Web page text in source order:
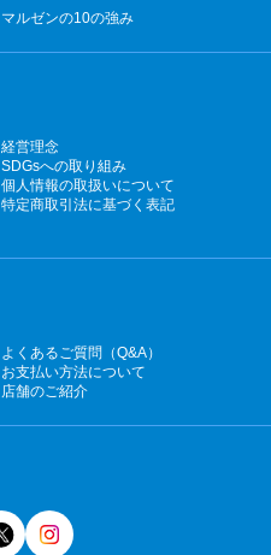
マルゼンの10の強み
経営理念
SDGsへの取り組み
個人情報の取扱いについて
特定商取引法に基づく表記
よくあるご質問（Q&A）
お支払い方法について
店舗のご紹介